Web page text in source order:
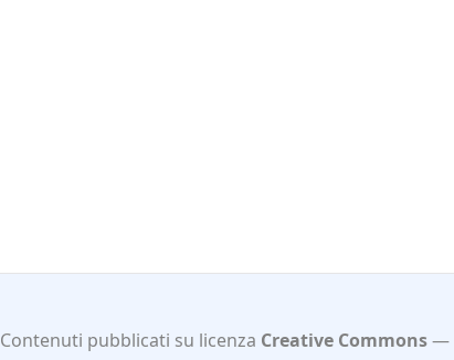
Contenuti pubblicati su licenza Creative Commons